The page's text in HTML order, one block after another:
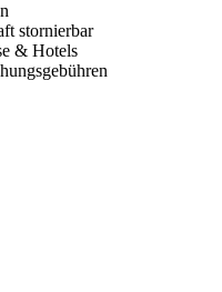
stornierbar
& Hotels